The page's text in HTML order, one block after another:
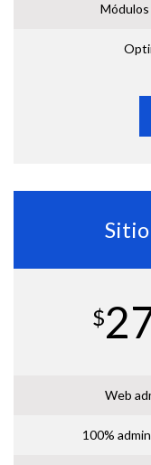
Módulos
$
Web
100%